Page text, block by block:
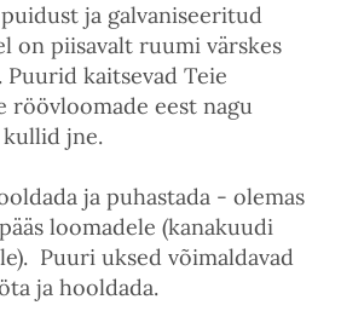
ja galvaniseeritud
on piisavalt ruumi värskes
Puurid kaitsevad Teie
röövloomade eest nagu
kullid jne.
ja puhastada - olemas
loomadele (kanakuudi
Puuri uksed võimaldavad
ja hooldada.